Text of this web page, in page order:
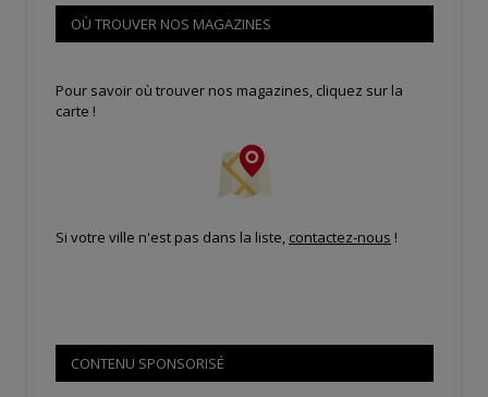
OÙ TROUVER NOS MAGAZINES
Pour savoir où trouver nos magazines, cliquez sur la
carte !
Si votre ville n'est pas dans la liste, contactez-nous !
CONTENU SPONSORISÉ